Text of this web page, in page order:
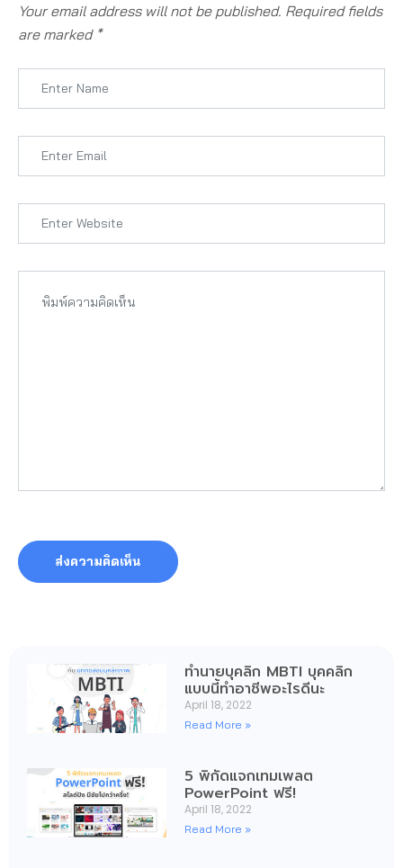
Your email address will not be published. Required fields
are marked *
ทำนายบุคลิก MBTI บุคคลิก
แบบนี้ทำอาชีพอะไรดีนะ
April 18, 2022
Read More »
5 พิกัดแจกเทมเพลต
PowerPoint ฟรี!
April 18, 2022
Read More »